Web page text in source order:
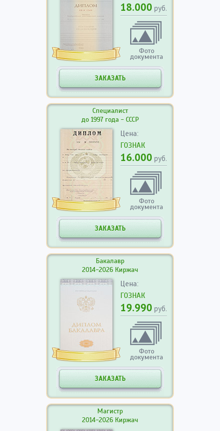
18.000 руб.
Фото
документа
ЗАКАЗАТЬ
Специалист
до 1997 года - СССР
Цена:
ГОЗНАК
16.000 руб.
Фото
документа
ЗАКАЗАТЬ
Бакалавр
2014-2026 Киржач
Цена:
ГОЗНАК
19.990 руб.
Фото
документа
ЗАКАЗАТЬ
Магистр
2014-2026 Киржач